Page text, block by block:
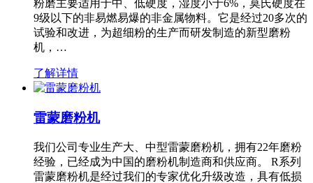
粉磨主要适用于中、低硬度，湿度小于6%，莫氏硬度在
9级以下的非易燃易爆的非金属物料。它是经过20多次的
试验和改进，为超细粉的生产而研发制造的新型磨粉
机，…
了解详情
雷蒙磨粉机
我们公司专业生产大、中型雷蒙磨粉机，拥有22年磨粉
经验，已经成为中国的磨粉机制造商和供应商。 R系列
雷蒙磨粉机是经过我们的专家优化升级改造，具有低损